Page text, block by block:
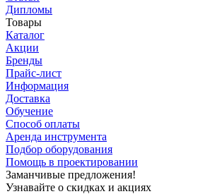
Дипломы
Товары
Каталог
Акции
Бренды
Прайс-лист
Информация
Доставка
Обучение
Способ оплаты
Аренда инструмента
Подбор оборудования
Помощь в проектировании
Заманчивые предложения!
Узнавайте о скидках и акциях